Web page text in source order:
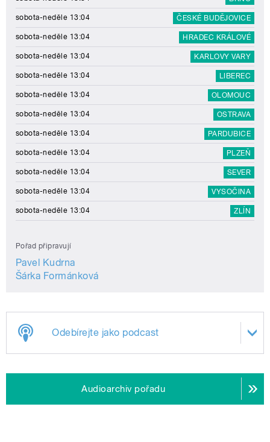
sobota-neděle 13:04 ČESKÉ BUDĚJOVICE
sobota-neděle 13:04 HRADEC KRÁLOVÉ
sobota-neděle 13:04 KARLOVY VARY
sobota-neděle 13:04 LIBEREC
sobota-neděle 13:04 OLOMOUC
sobota-neděle 13:04 OSTRAVA
sobota-neděle 13:04 PARDUBICE
sobota-neděle 13:04 PLZEŇ
sobota-neděle 13:04 SEVER
sobota-neděle 13:04 VYSOČINA
sobota-neděle 13:04 ZLÍN
Pořad připravují
Pavel Kudrna
Šárka Formánková
Odebírejte jako podcast
Audioarchiv pořadu